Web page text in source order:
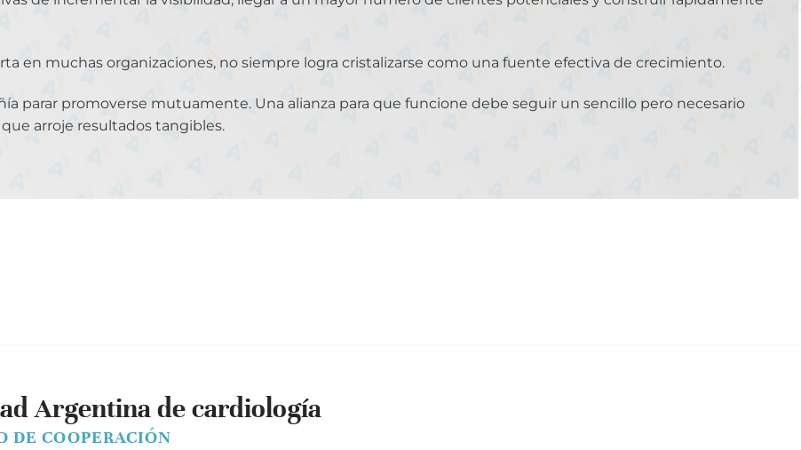
en muchas organizaciones, no siempre logra cristalizarse como una fuente efectiva de crecimiento.
parar promoverse mutuamente. Una alianza para que funcione debe seguir un sencillo pero necesario
arroje resultados tangibles.
Argentina de cardiología
DE COOPERACIÓN